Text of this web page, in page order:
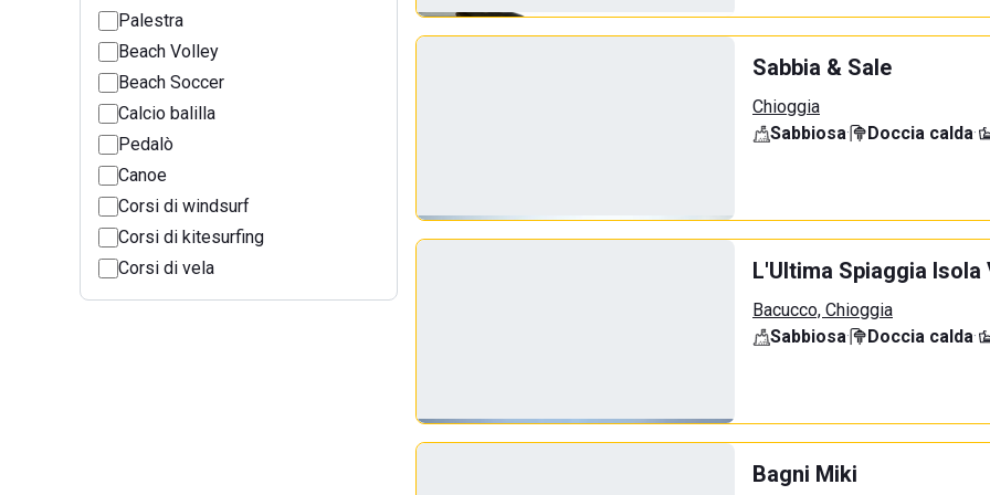
Palestra
Beach Volley
Beach Soccer
Calcio balilla
Pedalò
Canoe
Corsi di windsurf
Corsi di kitesurfing
Corsi di vela
Sabbia & Sale
Chioggia
Sabbiosa· Doccia calda·
L'Ultima Spiaggia Isola
Bacucco, Chioggia
Sabbiosa· Doccia calda·
Bagni Miki